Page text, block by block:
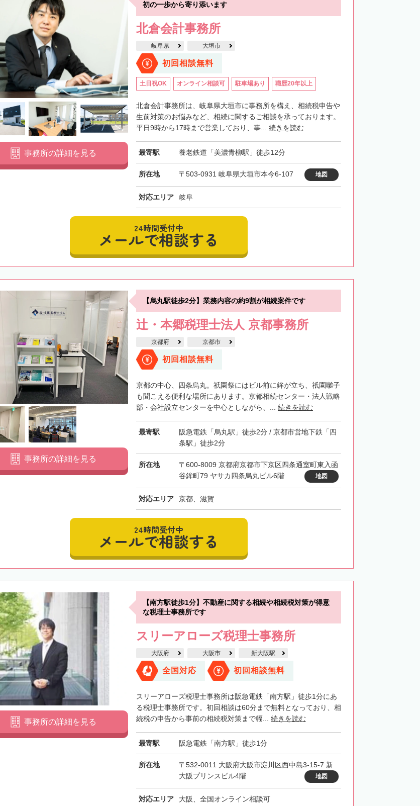
初の一歩から寄り添います
北倉会計事務所
岐阜県 大垣市
初回相談無料
土日祝OK オンライン相談可 駐車場あり 職歴20年以上
北倉会計事務所は、岐阜県大垣市に事務所を構え、相続税申告や
生前対策のお悩みなど、相続に関するご相談を承っております。
平日9時から17時まで営業しており、事... 続きを読む
最寄駅 養老鉄道「美濃青柳駅」徒歩12分
所在地 〒503-0931 岐阜県大垣市本今6-107 地図
対応エリア 岐阜
事務所の詳細を見る
24時間受付中
メールで相談する
【烏丸駅徒歩2分】業務内容の約9割が相続案件です
辻・本郷税理士法人 京都事務所
京都府 京都市
初回相談無料
京都の中心、四条烏丸。祇園祭にはビル前に鉾が立ち、祇園囃子
も聞こえる便利な場所にあります。京都相続センター・法人戦略
部・会社設立センターを中心としながら、... 続きを読む
最寄駅
阪急電鉄「烏丸駅」徒歩2分 / 京都市営地下鉄「四
条駅」徒歩2分
所在地
〒600-8009 京都府京都市下京区四条通室町東入函
谷鉾町79 ヤサカ四条烏丸ビル6階
地図
対応エリア 京都、滋賀
事務所の詳細を見る
24時間受付中
メールで相談する
【南方駅徒歩1分】不動産に関する相続や相続税対策が得意
な税理士事務所です
スリーアローズ税理士事務所
大阪府 大阪市 新大阪駅
全国対応 初回相談無料
スリーアローズ税理士事務所は阪急電鉄「南方駅」徒歩1分にあ
る税理士事務所です。初回相談は60分まで無料となっており、相
続税の申告から事前の相続税対策まで幅... 続きを読む
最寄駅 阪急電鉄「南方駅」徒歩1分
所在地
〒532-0011 大阪府大阪市淀川区西中島3-15-7 新
大阪プリンスビル4階
地図
対応エリア 大阪、全国オンライン相談可
事務所の詳細を見る